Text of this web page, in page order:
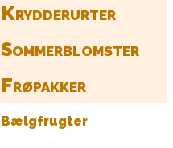
Krydderurter
Sommerblomster
Frøpakker
Bælgfrugter